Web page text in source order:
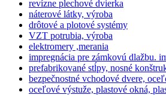
revízne plechové dvierka
náterové látky, výroba
drôtové a plotové systémy
VZT potrubia, výroba
elektromery ,merania
impregnácia pre zámkovú dlažbu.
prefabrikované stĺpy, nosné
bezpečnostné vchodové dvere,
oceľové výstuže, plastové okná,